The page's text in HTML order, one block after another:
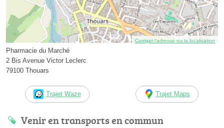
Corriger l’adresse ou la localisation
Pharmacie du Marché
2 Bis Avenue Victor Leclerc
79100 Thouars
Trajet Waze Trajet Maps
Venir en transports en commun